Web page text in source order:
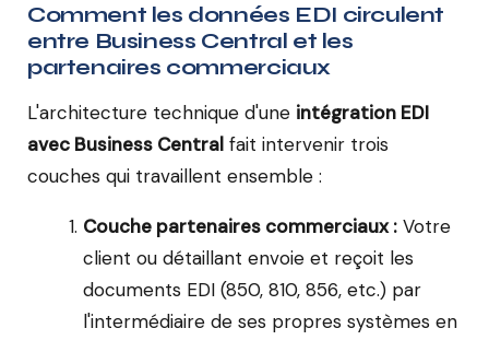
Comment les données EDI circulent
entre Business Central et les
partenaires commerciaux
L'architecture technique d'une intégration EDI
avec Business Central fait intervenir trois
couches qui travaillent ensemble :
Couche partenaires commerciaux : Votre
client ou détaillant envoie et reçoit les
documents EDI (850, 810, 856, etc.) par
l'intermédiaire de ses propres systèmes en